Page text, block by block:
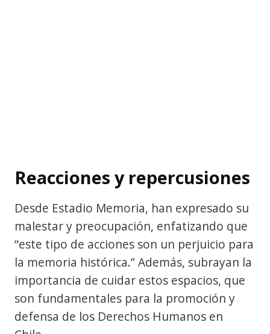
Reacciones y repercusiones
Desde Estadio Memoria, han expresado su
malestar y preocupación, enfatizando que
“este tipo de acciones son un perjuicio para
la memoria histórica.” Además, subrayan la
importancia de cuidar estos espacios, que
son fundamentales para la promoción y
defensa de los Derechos Humanos en